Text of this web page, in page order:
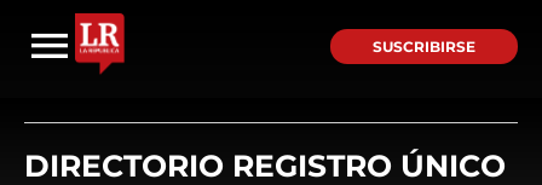
SUSCRIBIRSE
DIRECTORIO REGISTRO ÚNICO